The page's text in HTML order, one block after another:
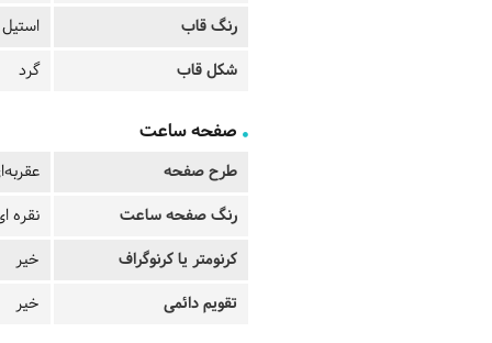
رنگ قاب
استیل
شکل قاب
گرد
صفحه ساعت
طرح صفحه
رنگ صفحه ساعت
نقره
کرنومتر یا کرنوگراف
خیر
تقویم دائمی
خیر